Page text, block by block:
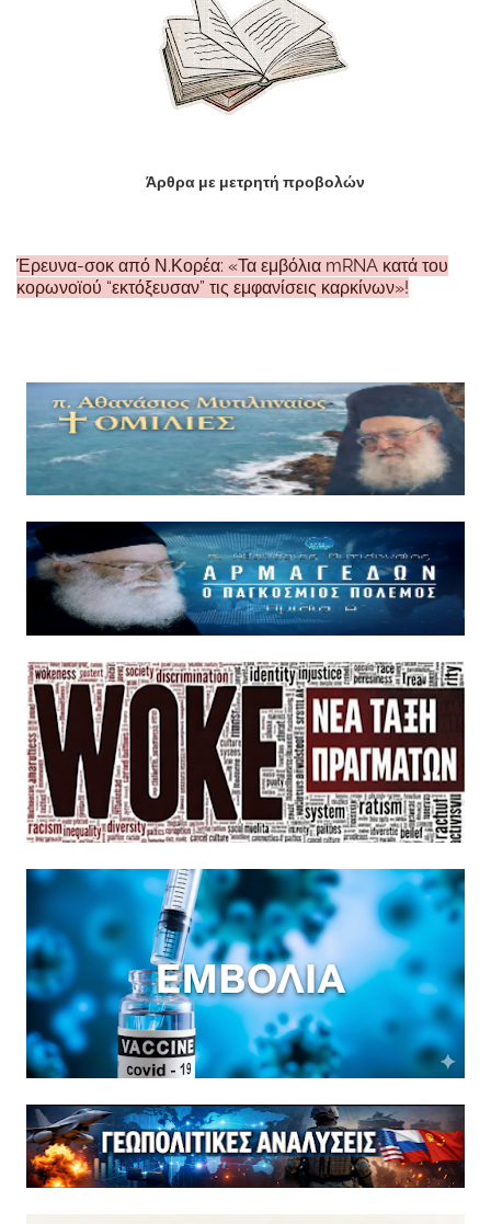
Άρθρα με μετρητή προβολών
Έρευνα-σοκ από Ν.Κορέα: «Τα εμβόλια mRNA κατά του
κορωνοϊού “εκτόξευσαν” τις εμφανίσεις καρκίνων»!